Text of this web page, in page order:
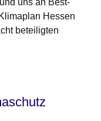
uns an Best-
Hessen
beteiligten